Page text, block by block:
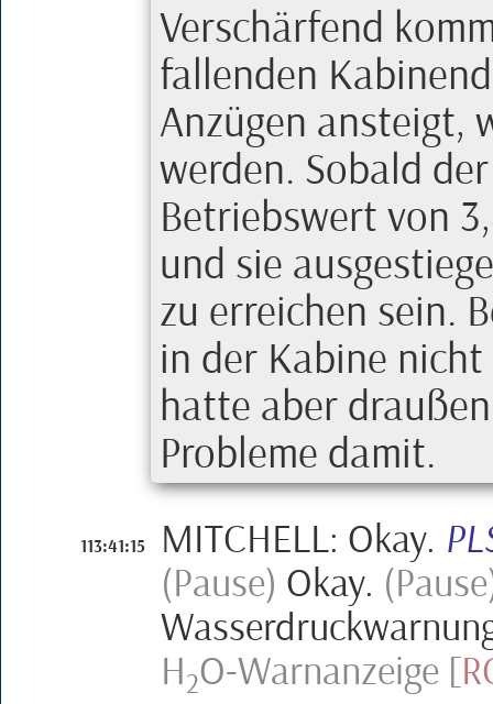
Verschärfend
fallenden
Anzügen ansteigt,
werden. Sobald
Betriebswert von
und sie
zu erreichen sein.
in der Kabine
hatte aber
Probleme damit.
113:41:15 MITCHELL: Okay.
(Pause) Okay.
H2O-Warnanzeige [